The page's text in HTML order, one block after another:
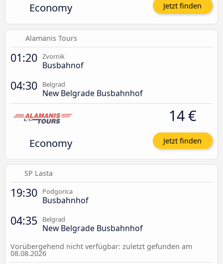
Economy Jetzt finden
Alamanis Tours
01:20 Zvornik
Busbahnof
04:30 Belgrad
New Belgrade Busbahnhof
Economy
14 €
Jetzt finden
SP Lasta
19:30 Podgorica
Busbahnhof
04:35 Belgrad
New Belgrade Busbahnhof
Vorübergehend nicht verfügbar: zuletzt gefunden am
08.08.2026